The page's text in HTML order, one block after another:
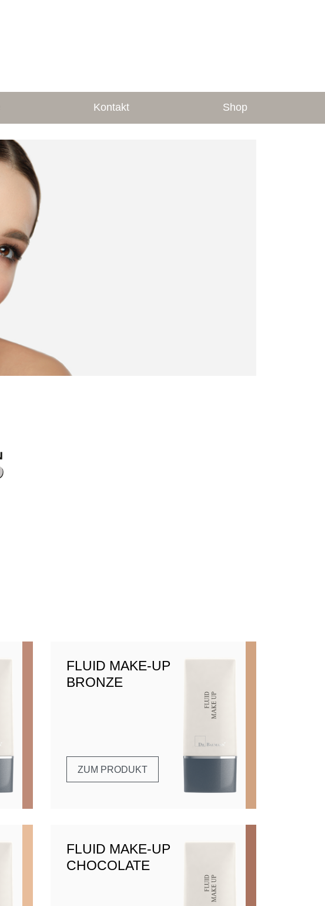
Kontakt Shop
FLUID MAKE-UP
BRONZE
ZUM PRODUKT
FLUID MAKE-UP
CHOCOLATE